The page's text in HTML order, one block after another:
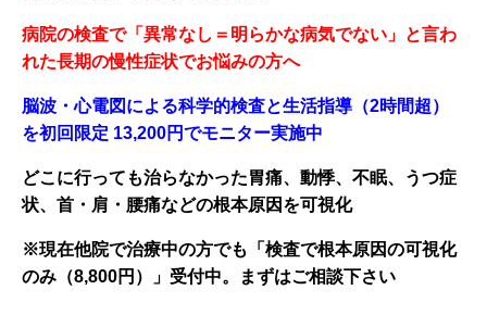
病院の検査で「異常なし＝明らかな病気でない」と言わ
れた長期の慢性症状でお悩みの方へ
脳波・心電図による科学的検査と生活指導（2時間超）
を初回限定 13,200円でモニター実施中
どこに行っても治らなかった胃痛、動悸、不眠、うつ症
状、 首・肩・腰痛などの根本原因を可視化
※現在他院で治療中の方でも「検査で根本原因の可視化
のみ（8,800円）」受付中。まずはご相談下さい